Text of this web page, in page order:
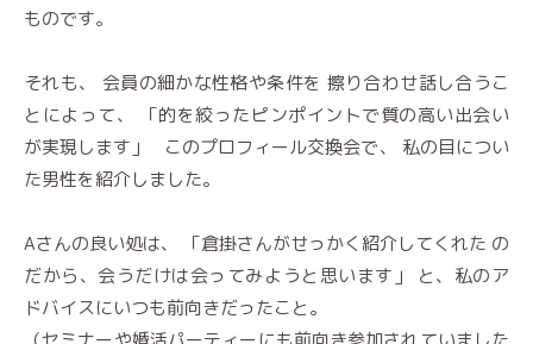
ものです。
それも、 会員の細かな性格や条件を 擦り合わせ話し合うこ
とによって、 「的を絞ったピンポイントで質の高い出会い
が実現します」 このプロフィール交換会で、 私の目につい
た男性を紹介しました。
Aさんの良い処は、 「倉掛さんがせっかく紹介してくれた の
だから、会うだけは会ってみようと思います」 と、私のア
ドバイスにいつも前向きだったこと。